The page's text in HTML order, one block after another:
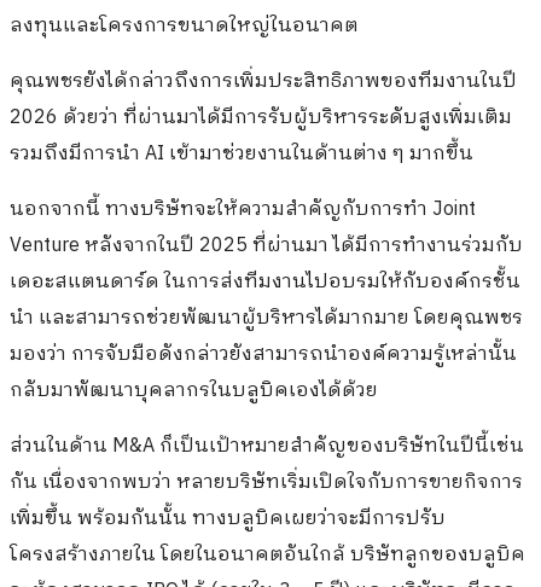
ลงทุนและโครงการขนาดใหญ่ในอนาคต
คุณพชรยังได้กล่าวถึงการเพิ่มประสิทธิภาพของทีมงานในปี
2026 ด้วยว่า ที่ผ่านมาได้มีการรับผู้บริหารระดับสูงเพิ่มเติม
รวมถึงมีการนำ AI เข้ามาช่วยงานในด้านต่าง ๆ มากขึ้น
นอกจากนี้ ทางบริษัทจะให้ความสำคัญกับการทำ Joint
Venture หลังจากในปี 2025 ที่ผ่านมา ได้มีการทำงานร่วมกับ
เดอะสแตนดาร์ด ในการส่งทีมงานไปอบรมให้กับองค์กรชั้น
นำ และสามารถช่วยพัฒนาผู้บริหารได้มากมาย โดยคุณพชร
มองว่า การจับมือดังกล่าวยังสามารถนำองค์ความรู้เหล่านั้น
กลับมาพัฒนาบุคลากรในบลูบิคเองได้ด้วย
ส่วนในด้าน M&A ก็เป็นเป้าหมายสำคัญของบริษัทในปีนี้เช่น
กัน เนื่องจากพบว่า หลายบริษัทเริ่มเปิดใจกับการขายกิจการ
เพิ่มขึ้น พร้อมกันนั้น ทางบลูบิคเผยว่าจะมีการปรับ
โครงสร้างภายใน โดยในอนาคตอันใกล้ บริษัทลูกของบลูบิค